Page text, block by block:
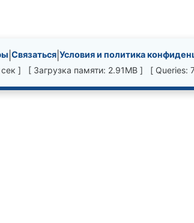
Связаться| Условия и политика
] [ Загрузка памяти: 2.91MB ] [ Queries: